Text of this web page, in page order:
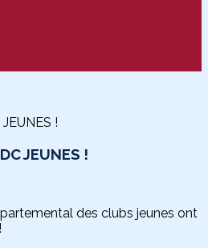
JEUNES !
des clubs jeunes ont